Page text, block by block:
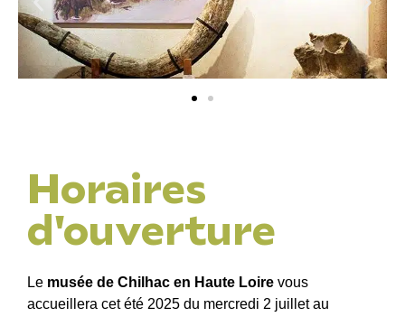
Horaires
d'ouverture
Le musée de Chilhac en Haute Loire vous
accueillera cet été 2025 du mercredi 2 juillet au